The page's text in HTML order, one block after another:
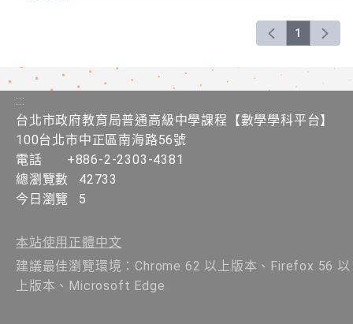
1
:::
台北市政府教育局普通高級中學課程​【​數學學科平台】
100台北市中正區南海路56號
電話
+886-2-2303-4381
總瀏覽數
42733
今日瀏覽
5
本站使用正體中文
建議最佳瀏覽環境：Chrome 62 以上版本、Firefox 56 以
上版本、Microsoft Edge